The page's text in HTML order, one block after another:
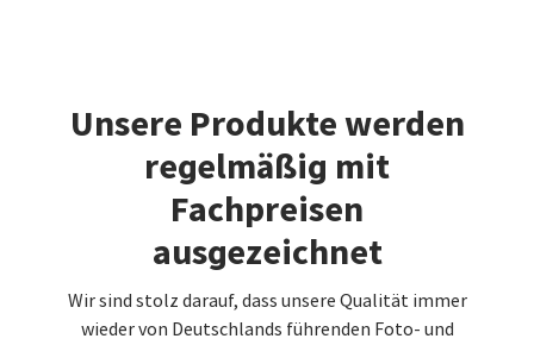
Unsere Produkte werden
regelmäßig mit
Fachpreisen
ausgezeichnet
Wir sind stolz darauf, dass unsere Qualität immer
wieder von Deutschlands führenden Foto- und